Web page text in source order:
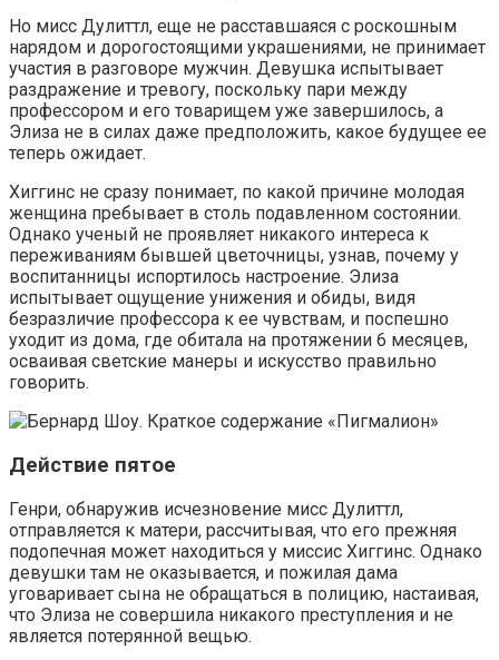
Но мисс Дулиттл, еще не расставшаяся с роскошным
нарядом и дорогостоящими украшениями, не принимает
участия в разговоре мужчин. Девушка испытывает
раздражение и тревогу, поскольку пари между
профессором и его товарищем уже завершилось, а
Элиза не в силах даже предположить, какое будущее ее
теперь ожидает.
Хиггинс не сразу понимает, по какой причине молодая
женщина пребывает в столь подавленном состоянии.
Однако ученый не проявляет никакого интереса к
переживаниям бывшей цветочницы, узнав, почему у
воспитанницы испортилось настроение. Элиза
испытывает ощущение унижения и обиды, видя
безразличие профессора к ее чувствам, и поспешно
уходит из дома, где обитала на протяжении 6 месяцев,
осваивая светские манеры и искусство правильно
говорить.
Действие пятое
Генри, обнаружив исчезновение мисс Дулиттл,
отправляется к матери, рассчитывая, что его прежняя
подопечная может находиться у миссис Хиггинс. Однако
девушки там не оказывается, и пожилая дама
уговаривает сына не обращаться в полицию, настаивая,
что Элиза не совершила никакого преступления и не
является потерянной вещью.